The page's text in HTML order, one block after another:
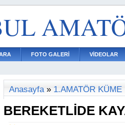
FOTO GALERİ VİDEOLAR
Anasayfa» 1.AMATÖR KÜME
BEREKETLİDE